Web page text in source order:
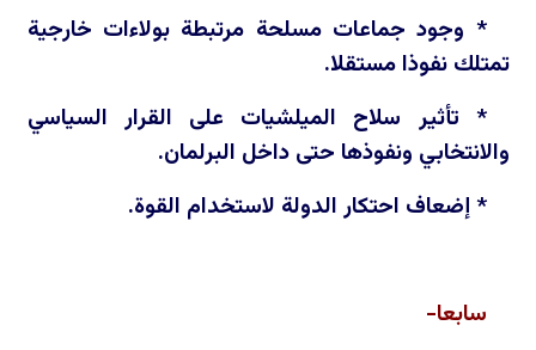
* وجود جماعات مسلحة مرتبطة بولاءات خارجية
تمتلك نفوذا مستقلا.
* تأثير سلاح الميلشيات على القرار السياسي
والانتخابي ونفوذها حتى داخل البرلمان.
* إضعاف احتكار الدولة لاستخدام القوة.
سابعا-